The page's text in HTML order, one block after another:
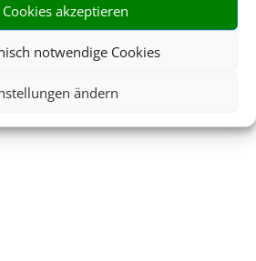
akzeptieren
notwendige Cookies
ändern